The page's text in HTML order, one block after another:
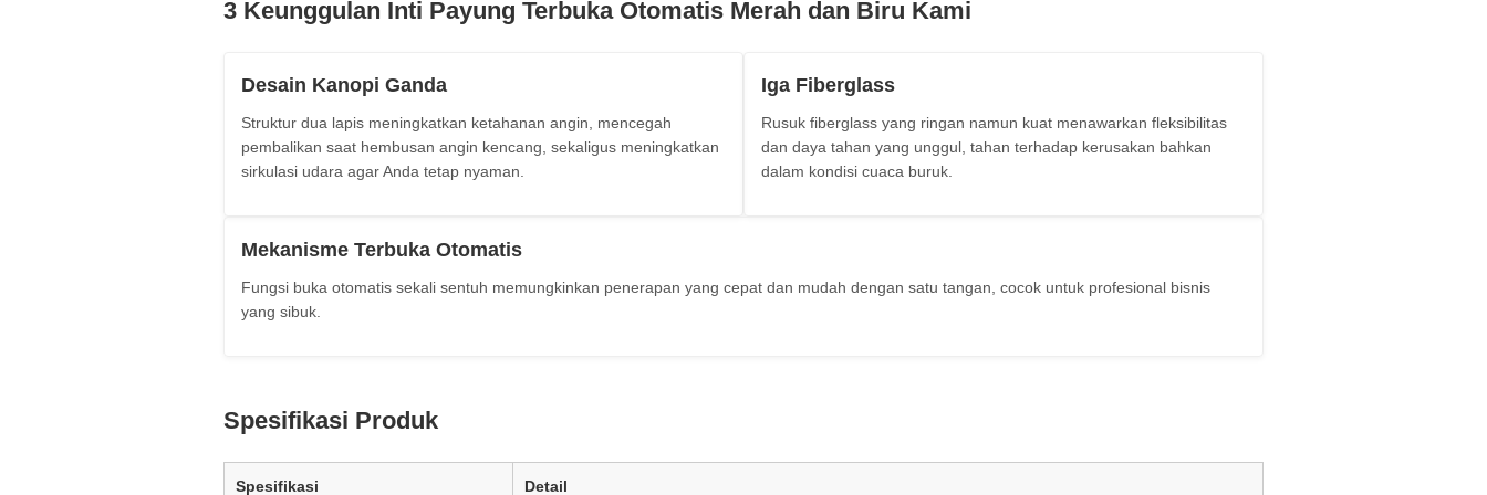
3 Keunggulan Inti Payung Terbuka Otomatis Merah dan Biru Kami
Desain Kanopi Ganda
Struktur dua lapis meningkatkan ketahanan angin, mencegah
pembalikan saat hembusan angin kencang, sekaligus meningkatkan
sirkulasi udara agar Anda tetap nyaman.
Iga Fiberglass
Rusuk fiberglass yang ringan namun kuat menawarkan fleksibilitas
dan daya tahan yang unggul, tahan terhadap kerusakan bahkan
dalam kondisi cuaca buruk.
Mekanisme Terbuka Otomatis
Fungsi buka otomatis sekali sentuh memungkinkan penerapan yang cepat dan mudah dengan satu tangan, cocok untuk profesional bisnis
yang sibuk.
Spesifikasi Produk
Spesifikasi Detail